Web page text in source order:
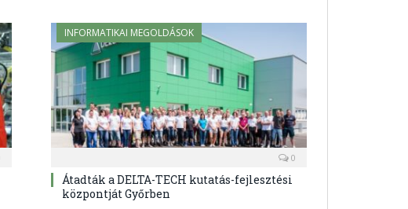
INFORMATIKAI MEGOLDÁSOK
0
Átadták a DELTA-TECH kutatás-fejlesztési
központját Győrben